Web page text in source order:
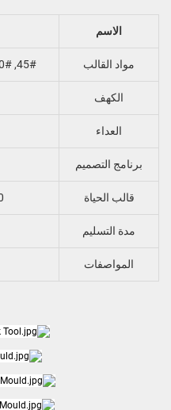
الاسم
مواد القالب 45#, 50#, P20, H13, S136, SKD61، إلخ.
الكهف
العداء
برنامج التصميم
قالب الحياة
مدة التسليم
المواصفات